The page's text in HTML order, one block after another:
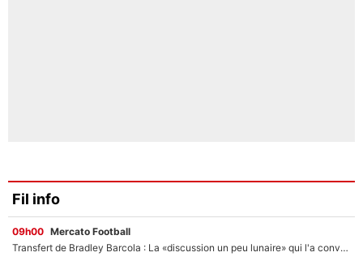
Fil info
09h00 Mercato Football
Transfert de Bradley Barcola : La «discussion un peu lunaire» qui l'a convaincu de quitter le PSG, son entourage est pointé du doigt